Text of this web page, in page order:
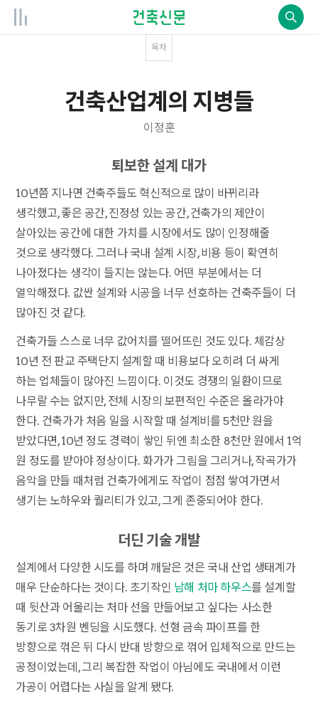
목차
건축산업계의 지병들
이정훈
퇴보한 설계 대가
10년쯤 지나면 건축주들도 혁신적으로 많이 바뀌리라
생각했고, 좋은 공간, 진정성 있는 공간, 건축가의 제안이
살아있는 공간에 대한 가치를 시장에서도 많이 인정해줄
것으로 생각했다. 그러나 국내 설계 시장, 비용 등이 확연히
나아졌다는 생각이 들지는 않는다. 어떤 부분에서는 더
열악해졌다. 값싼 설계와 시공을 너무 선호하는 건축주들이 더
많아진 것 같다.
건축가들 스스로 너무 값어치를 떨어뜨린 것도 있다. 체감상
10년 전 판교 주택단지 설계할 때 비용보다 오히려 더 싸게
하는 업체들이 많아진 느낌이다. 이것도 경쟁의 일환이므로
나무랄 수는 없지만, 전체 시장의 보편적인 수준은 올라가야
한다. 건축가가 처음 일을 시작할 때 설계비를 5천만 원을
받았다면, 10년 정도 경력이 쌓인 뒤엔 최소한 8천만 원에서 1억
원 정도를 받아야 정상이다. 화가가 그림을 그리거나, 작곡가가
음악을 만들 때처럼 건축가에게도 작업이 점점 쌓여가면서
생기는 노하우와 퀄리티가 있고, 그게 존중되어야 한다.
더딘 기술 개발
설계에서 다양한 시도를 하며 깨달은 것은 국내 산업 생태계가
매우 단순하다는 것이다. 초기작인 남해 처마 하우스를 설계할
때 뒷산과 어울리는 처마 선을 만들어보고 싶다는 사소한
동기로 3차원 벤딩을 시도했다. 선형 금속 파이프를 한
방향으로 꺾은 뒤 다시 반대 방향으로 꺾어 입체적으로 만드는
공정이었는데, 그리 복잡한 작업이 아님에도 국내에서 이런
가공이 어렵다는 사실을 알게 됐다.